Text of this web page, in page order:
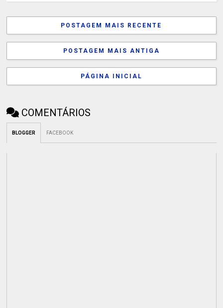
POSTAGEM MAIS RECENTE
POSTAGEM MAIS ANTIGA
PÁGINA INICIAL
COMENTÁRIOS
BLOGGER FACEBOOK